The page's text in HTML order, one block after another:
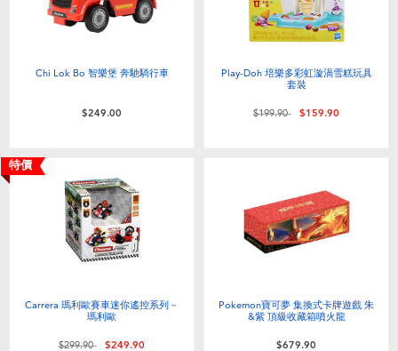
Chi Lok Bo 智樂堡 奔馳騎行車
$249.00
Play-Doh 培樂多彩虹漩渦雪糕玩具
套裝
價格從
$199.90至$159.90
特價
Carrera 瑪利歐賽車迷你遙控系列－
瑪利歐
價格從
$299.90至$249.90
Pokemon寶可夢 集換式卡牌遊戲 朱
&紫 頂級收藏箱噴火龍
$679.90